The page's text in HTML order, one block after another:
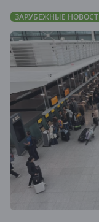
ЗАРУБЕЖНЫЕ